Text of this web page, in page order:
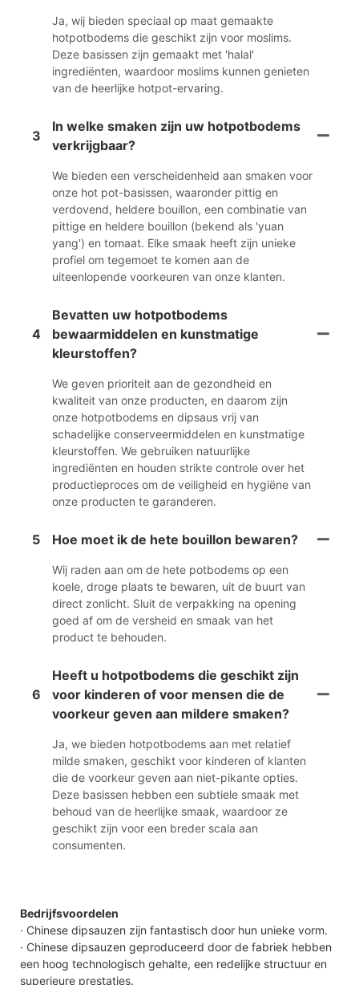
Ja, wij bieden speciaal op maat gemaakte
hotpotbodems die geschikt zijn voor moslims.
Deze basissen zijn gemaakt met 'halal'
ingrediënten, waardoor moslims kunnen genieten
van de heerlijke hotpot-ervaring.
3
In welke smaken zijn uw hotpotbodems
verkrijgbaar?
We bieden een verscheidenheid aan smaken voor
onze hot pot-basissen, waaronder pittig en
verdovend, heldere bouillon, een combinatie van
pittige en heldere bouillon (bekend als 'yuan
yang') en tomaat. Elke smaak heeft zijn unieke
profiel om tegemoet te komen aan de
uiteenlopende voorkeuren van onze klanten.
4
Bevatten uw hotpotbodems
bewaarmiddelen en kunstmatige
kleurstoffen?
We geven prioriteit aan de gezondheid en
kwaliteit van onze producten, en daarom zijn
onze hotpotbodems en dipsaus vrij van
schadelijke conserveermiddelen en kunstmatige
kleurstoffen. We gebruiken natuurlijke
ingrediënten en houden strikte controle over het
productieproces om de veiligheid en hygiëne van
onze producten te garanderen.
5 Hoe moet ik de hete bouillon bewaren?
Wij raden aan om de hete potbodems op een
koele, droge plaats te bewaren, uit de buurt van
direct zonlicht. Sluit de verpakking na opening
goed af om de versheid en smaak van het
product te behouden.
6
Heeft u hotpotbodems die geschikt zijn
voor kinderen of voor mensen die de
voorkeur geven aan mildere smaken?
Ja, we bieden hotpotbodems aan met relatief
milde smaken, geschikt voor kinderen of klanten
die de voorkeur geven aan niet-pikante opties.
Deze basissen hebben een subtiele smaak met
behoud van de heerlijke smaak, waardoor ze
geschikt zijn voor een breder scala aan
consumenten.
Bedrijfsvoordelen
· Chinese dipsauzen zijn fantastisch door hun unieke vorm.
· Chinese dipsauzen geproduceerd door de fabriek hebben
een hoog technologisch gehalte, een redelijke structuur en
superieure prestaties.